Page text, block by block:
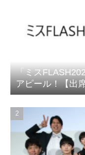
「ミス
アピール！【出